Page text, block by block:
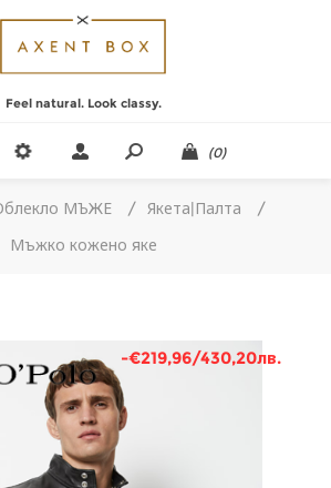
Feel natural. Look classy.
(0)
МЪЖЕ / Якета|Палта
/
Мъжко кожено яке
-€219,96/430,20лв.